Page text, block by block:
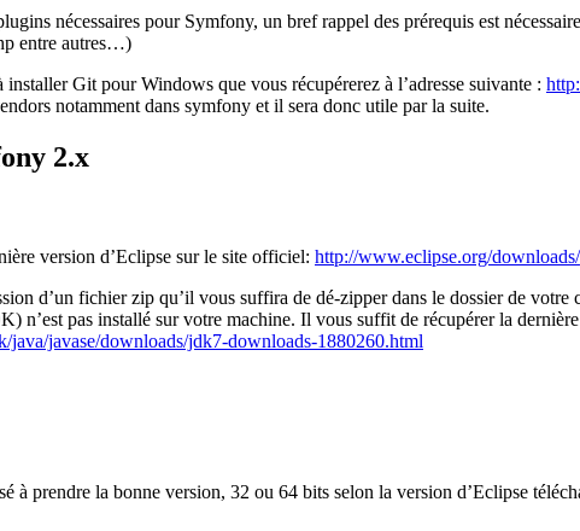
nécessaires pour Symfony, un bref rappel des prérequis est
entre autres…)
Git pour Windows que vous récupérerez à l’adresse suivante :
notamment dans symfony et il sera donc utile par la suite.
2.x
version d’Eclipse sur le site officiel: http://www.eclipse.org/downloads/
d’un fichier zip qu’il vous suffira de dé-zipper dans le dossier de
n’est pas installé sur votre machine. Il vous suffit de récupérer la dernière
java/javase/downloads/jdk7-downloads-1880260.html
à prendre la bonne version, 32 ou 64 bits selon la version d’Eclipse